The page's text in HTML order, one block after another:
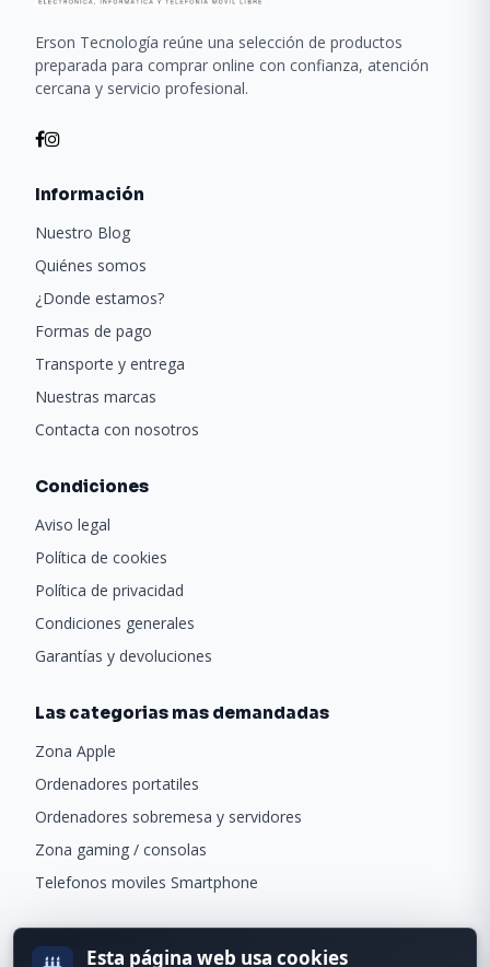
Erson Tecnología reúne una selección de productos
preparada para comprar online con confianza, atención
cercana y servicio profesional.
Información
Nuestro Blog
Quiénes somos
¿Donde estamos?
Formas de pago
Transporte y entrega
Nuestras marcas
Contacta con nosotros
Condiciones
Aviso legal
Política de cookies
Política de privacidad
Condiciones generales
Garantías y devoluciones
Las categorias mas demandadas
Zona Apple
Ordenadores portatiles
Ordenadores sobremesa y servidores
Zona gaming / consolas
Telefonos moviles Smartphone
Esta página web usa cookies